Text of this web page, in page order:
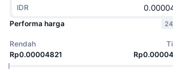
IDR
Performa harga
Rendah
Rp0.00004821